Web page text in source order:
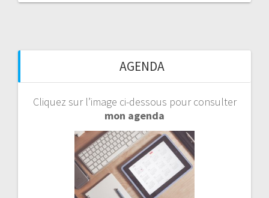
AGENDA
Cliquez sur l’image ci-dessous pour consulter
mon agenda